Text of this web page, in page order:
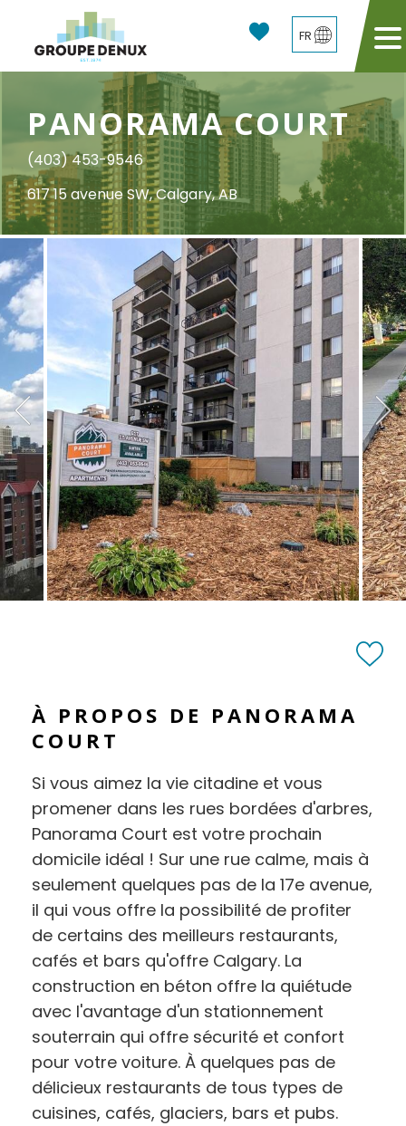
FR
PANORAMA COURT
(403) 453-9546
617 15 avenue SW, Calgary, AB
À PROPOS DE PANORAMA
COURT
Si vous aimez la vie citadine et vous
promener dans les rues bordées d'arbres,
Panorama Court est votre prochain
domicile idéal ! Sur une rue calme, mais à
seulement quelques pas de la 17e avenue,
il qui vous offre la possibilité de profiter
de certains des meilleurs restaurants,
cafés et bars qu'offre Calgary. La
construction en béton offre la quiétude
avec l'avantage d'un stationnement
souterrain qui offre sécurité et confort
pour votre voiture. À quelques pas de
délicieux restaurants de tous types de
cuisines, cafés, glaciers, bars et pubs.